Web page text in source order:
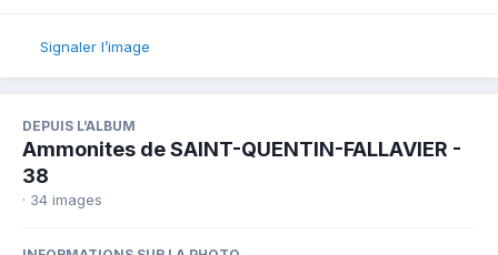
Signaler l’image
DEPUIS L’ALBUM
Ammonites de SAINT-QUENTIN-FALLAVIER -
38
· 34 images